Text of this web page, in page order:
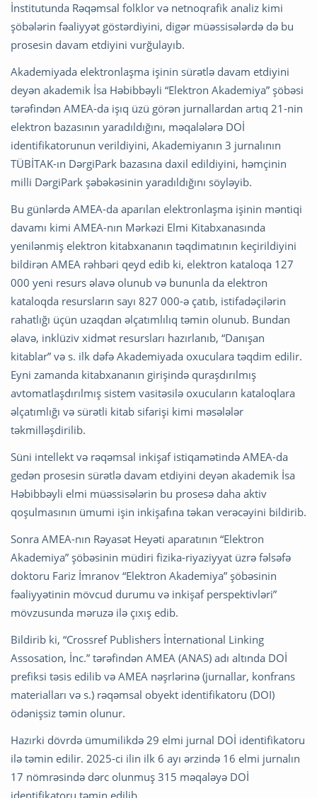
İnstitutunda Rəqəmsal folklor və netnoqrafik analiz kimi
şöbələrin fəaliyyət göstərdiyini, digər müəssisələrdə də bu
prosesin davam etdiyini vurğulayıb.
Akademiyada elektronlaşma işinin sürətlə davam etdiyini
deyən akademik İsa Həbibbəyli “Elektron Akademiya” şöbəsi
tərəfindən AMEA-da işıq üzü görən jurnallardan artıq 21-nin
elektron bazasının yaradıldığını, məqalələrə DOİ
identifikatorunun verildiyini, Akademiyanın 3 jurnalının
TÜBİTAK-ın DərgiPark bazasına daxil edildiyini, həmçinin
milli DərgiPark şəbəkəsinin yaradıldığını söyləyib.
Bu günlərdə AMEA-da aparılan elektronlaşma işinin məntiqi
davamı kimi AMEA-nın Mərkəzi Elmi Kitabxanasında
yenilənmiş elektron kitabxananın təqdimatının keçirildiyini
bildirən AMEA rəhbəri qeyd edib ki, elektron kataloqa 127
000 yeni resurs əlavə olunub və bununla da elektron
kataloqda resursların sayı 827 000-ə çatıb, istifadəçilərin
rahatlığı üçün uzaqdan əlçatımlılıq təmin olunub. Bundan
əlavə, inklüziv xidmət resursları hazırlanıb, “Danışan
kitablar” və s. ilk dəfə Akademiyada oxuculara təqdim edilir.
Eyni zamanda kitabxananın girişində quraşdırılmış
avtomatlaşdırılmış sistem vasitəsilə oxucuların kataloqlara
əlçatımlığı və sürətli kitab sifarişi kimi məsələlər
təkmilləşdirilib.
Süni intellekt və rəqəmsal inkişaf istiqamətində AMEA-da
gedən prosesin sürətlə davam etdiyini deyən akademik İsa
Həbibbəyli elmi müəssisələrin bu prosesə daha aktiv
qoşulmasının ümumi işin inkişafına təkan verəcəyini bildirib.
Sonra AMEA-nın Rəyasət Heyəti aparatının “Elektron
Akademiya” şöbəsinin müdiri fizika-riyaziyyat üzrə fəlsəfə
doktoru Fariz İmranov “Elektron Akademiya” şöbəsinin
fəaliyyətinin mövcud durumu və inkişaf perspektivləri”
mövzusunda məruzə ilə çıxış edib.
Bildirib ki, “Crossref Publishers İnternational Linking
Assosation, İnc.” tərəfindən AMEA (ANAS) adı altında DOİ
prefiksi təsis edilib və AMEA nəşrlərinə (jurnallar, konfrans
materialları və s.) rəqəmsal obyekt identifikatoru (DOI)
ödənişsiz təmin olunur.
Hazırki dövrdə ümumilikdə 29 elmi jurnal DOİ identifikatoru
ilə təmin edilir. 2025-ci ilin ilk 6 ayı ərzində 16 elmi jurnalın
17 nömrəsində dərc olunmuş 315 məqaləyə DOİ